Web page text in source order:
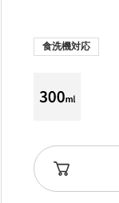
食洗機対応